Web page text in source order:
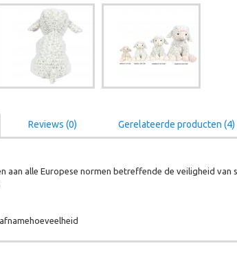
Reviews (0) Gerelateerde producten (4)
aan alle Europese normen betreffende de veiligheid